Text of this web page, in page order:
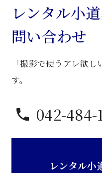
椅
子
個
レンタル小
問い合わせ
「撮影で使うアレ欲
す。
042-484-
レンタル小